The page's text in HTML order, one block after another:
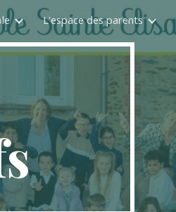
L'espace des parents